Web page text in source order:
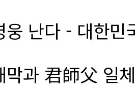
난다 - 대한
막과 君師父 일